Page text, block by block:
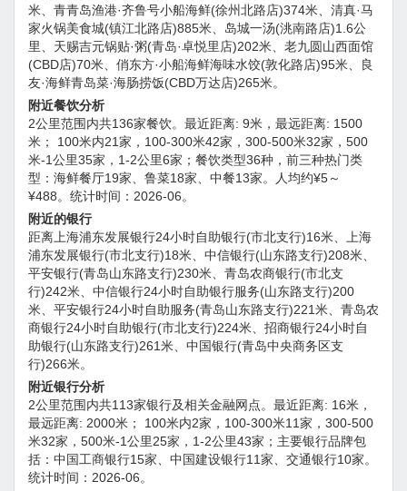
米、青青岛渔港·齐鲁号小船海鲜(徐州北路店)374米、清真·马
家火锅美食城(镇江北路店)885米、岛城一汤(洮南路店)1.6公
里、天赐吉元锅贴·粥(青岛·卓悦里店)202米、老九圆山西面馆
(CBD店)70米、俏东方·小船海鲜海味水饺(敦化路店)95米、良
友·海鲜青岛菜·海肠捞饭(CBD万达店)265米。
附近餐饮分析
2公里范围内共136家餐饮。最近距离: 9米，最远距离: 1500
米； 100米内21家，100-300米42家，300-500米32家，500
米-1公里35家，1-2公里6家；餐饮类型36种，前三种热门类
型：海鲜餐厅19家、鲁菜18家、中餐13家。人均约¥5～
¥488。统计时间：2026-06。
附近的银行
距离上海浦东发展银行24小时自助银行(市北支行)16米、上海
浦东发展银行(市北支行)18米、中信银行(山东路支行)208米、
平安银行(青岛山东路支行)230米、青岛农商银行(市北支
行)242米、中信银行24小时自助银行服务(山东路支行)200
米、平安银行24小时自助服务(青岛山东路支行)221米、青岛农
商银行24小时自助银行(市北支行)224米、招商银行24小时自
助银行(山东路支行)261米、中国银行(青岛中央商务区支
行)266米。
附近银行分析
2公里范围内共113家银行及相关金融网点。最近距离: 16米，
最远距离: 2000米； 100米内2家，100-300米11家，300-500
米32家，500米-1公里25家，1-2公里43家；主要银行品牌包
括：中国工商银行15家、中国建设银行11家、交通银行10家。
统计时间：2026-06。